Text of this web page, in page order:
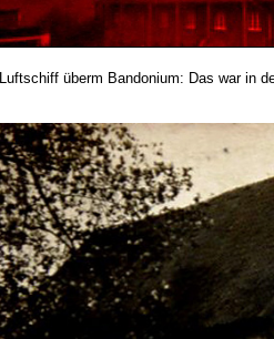
Luftschiff überm Bandonium: Das war in